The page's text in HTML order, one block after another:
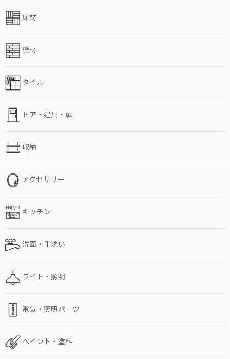
床材
壁材
タイル
ドア・建具・扉
収納
アクセサリー
キッチン
洗面・手洗い
ライト・照明
電気・照明パーツ
ペイント・塗料